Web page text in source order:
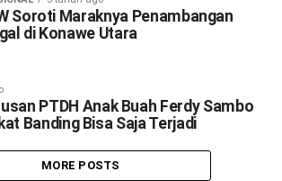
Soroti Maraknya Penambangan
di Konawe Utara
PTDH Anak Buah Ferdy Sambo
Banding Bisa Saja Terjadi
MORE POSTS